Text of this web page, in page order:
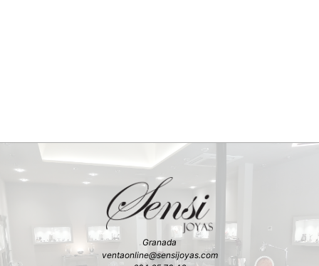
Granada
ventaonline@sensijoyas.com